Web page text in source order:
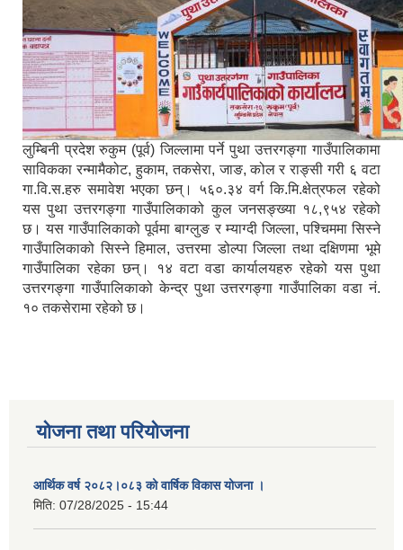
लुम्बिनी प्रदेश रुकुम (पूर्व) जिल्लामा पर्ने पुथा उत्तरगङ्गा गाउँपालिकामा
साविकका रन्मामैकोट, हुकाम, तकसेरा, जाङ, कोल र राङ्सी गरी ६ वटा
गा.वि.स.हरु समावेश भएका छन्। ५६०.३४ वर्ग कि.मि.क्षेत्रफल रहेको
यस पुथा उत्तरगङ्गा गाउँपालिकाको कुल जनसङ्ख्या १८,९५४ रहेको
छ। यस गाउँपालिकाको पूर्वमा बाग्लुङ र म्याग्दी जिल्ला, पश्चिममा सिस्ने
गाउँपालिकाको सिस्ने हिमाल, उत्तरमा डोल्पा जिल्ला तथा दक्षिणमा भूमे
गाउँपालिका रहेका छन्। १४ वटा वडा कार्यालयहरु रहेको यस पुथा
उत्तरगङ्गा गाउँपालिकाको केन्द्र पुथा उत्तरगङ्गा गाउँपालिका वडा नं.
१० तकसेरामा रहेको छ।
योजना तथा परियोजना
आर्थिक वर्ष २०८२।०८३ को वार्षिक विकास योजना ।
मिति: 07/28/2025 - 15:44